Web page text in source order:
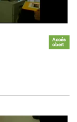
Accés
obert